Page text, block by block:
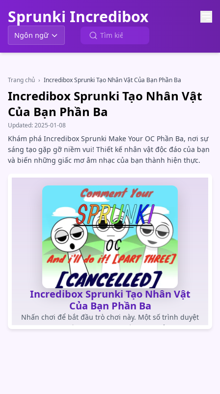
Sprunki Incredibox
Ngôn ngữ
Trang chủ › Incredibox Sprunki Tạo Nhân Vật Của Bạn Phần Ba
Incredibox Sprunki Tạo Nhân Vật
Của Bạn Phần Ba
Updated:2025-01-08
Khám phá Incredibox Sprunki Make Your OC Phần Ba, nơi sự
sáng tạo gặp gỡ niềm vui! Thiết kế nhân vật độc đáo của bạn
và biến những giấc mơ âm nhạc của bạn thành hiện thực.
Incredibox Sprunki Tạo Nhân Vật
Của Bạn Phần Ba
Nhấn chơi để bắt đầu trò chơi này. Một số trình duyệt
trong ứng dụng chặn trò chơi tự tải.